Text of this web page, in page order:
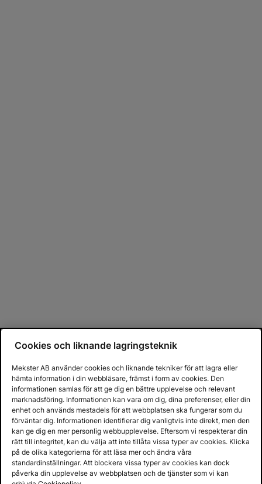
Cookies och liknande lagringsteknik
Mekster AB använder cookies och liknande tekniker för att lagra eller
hämta information i din webbläsare, främst i form av cookies. Den
informationen samlas för att ge dig en bättre upplevelse och relevant
marknadsföring. Informationen kan vara om dig, dina preferenser, eller din
enhet och används mestadels för att webbplatsen ska fungerar som du
förväntar dig. Informationen identifierar dig vanligtvis inte direkt, men den
kan ge dig en mer personlig webbupplevelse. Eftersom vi respekterar din
rätt till integritet, kan du välja att inte tillåta vissa typer av cookies. Klicka
på de olika kategorierna för att läsa mer och ändra våra
standardinställningar. Att blockera vissa typer av cookies kan dock
påverka din upplevelse av webbplatsen och de tjänster som vi kan